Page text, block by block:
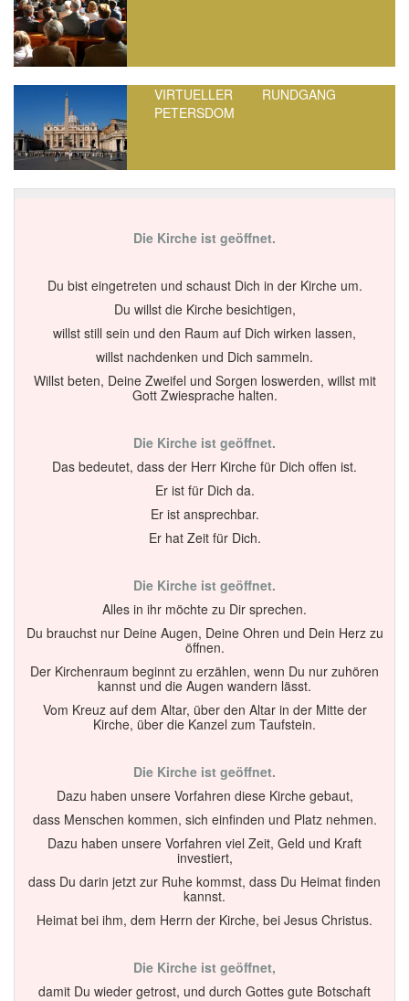
VIRTUELLER RUNDGANG
PETERSDOM
Die Kirche ist geöffnet.
Du bist eingetreten und schaust Dich in der Kirche um.
Du willst die Kirche besichtigen,
willst still sein und den Raum auf Dich wirken lassen,
willst nachdenken und Dich sammeln.
Willst beten, Deine Zweifel und Sorgen loswerden, willst mit
Gott Zwiesprache halten.
Die Kirche ist geöffnet.
Das bedeutet, dass der Herr Kirche für Dich offen ist.
Er ist für Dich da.
Er ist ansprechbar.
Er hat Zeit für Dich.
Die Kirche ist geöffnet.
Alles in ihr möchte zu Dir sprechen.
Du brauchst nur Deine Augen, Deine Ohren und Dein Herz zu
öffnen.
Der Kirchenraum beginnt zu erzählen, wenn Du nur zuhören
kannst und die Augen wandern lässt.
Vom Kreuz auf dem Altar, über den Altar in der Mitte der
Kirche, über die Kanzel zum Taufstein.
Die Kirche ist geöffnet.
Dazu haben unsere Vorfahren diese Kirche gebaut,
dass Menschen kommen, sich einfinden und Platz nehmen.
Dazu haben unsere Vorfahren viel Zeit, Geld und Kraft
investiert,
dass Du darin jetzt zur Ruhe kommst, dass Du Heimat finden
kannst.
Heimat bei ihm, dem Herrn der Kirche, bei Jesus Christus.
Die Kirche ist geöffnet,
damit Du wieder getrost, und durch Gottes gute Botschaft